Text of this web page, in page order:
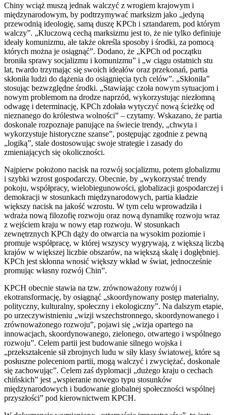
Chiny wciąż muszą jednak walczyć z wrogiem krajowym i
międzynarodowym, by podtrzymywać marksizm jako „jedyną
przewodnią ideologię, samą duszę KPCh i sztandarem, pod którym
walczy”. „Kluczową cechą marksizmu jest to, że nie tylko definiuje
ideały komunizmu, ale także określa sposoby i środki, za pomocą
których można je osiągnąć”. Dodano, że „KPCh od początku
broniła sprawy socjalizmu i komunizmu” i „w ciągu ostatnich stu
lat, twardo trzymając się swoich ideałów oraz przekonań, partia
skłoniła ludzi do dążenia do osiągnięcia tych celów”. „Skłoniła”
stosując bezwzględne środki. „Stawiając czoła nowym sytuacjom i
nowym problemom na drodze naprzód, wykorzystując niezłomną
odwagę i determinację, KPCh zdołała wytyczyć nową ścieżkę od
nieznanego do królestwa wolności” – czytamy. Wskazano, że partia
doskonale rozpoznaje panujące na świecie trendy, „chwyta i
wykorzystuje historyczne szanse”, postępując zgodnie z pewną
„logiką”, stale dostosowując swoje strategie i zasady do
zmieniających się okoliczności.
Najpierw położono nacisk na rozwój socjalizmu, potem globalizmu
i szybki wzrost gospodarczy. Obecnie, by „wykorzystać trendy
pokoju, współpracy, wielobiegunowości, globalizacji gospodarczej i
demokracji w stosunkach międzynarodowych, partia kładzie
większy nacisk na jakość wzrostu. W tym celu wprowadziła i
wdraża nową filozofię rozwoju oraz nową dynamikę rozwoju wraz
z wejściem kraju w nowy etap rozwoju. W stosunkach
zewnętrznych KPCh dąży do otwarcia na wysokim poziomie i
promuje współpracę, w której wszyscy wygrywają, z większą liczbą
krajów w większej liczbie obszarów, na większą skalę i dogłębniej.
KPCh jest skłonna wnosić większy wkład w świat, jednocześnie
promując własny rozwój Chin”.
KPCH obecnie stawia na tzw. zrównoważony rozwój i
ekotransformację, by osiągnąć „skoordynowany postęp materialny,
polityczny, kulturalny, społeczny i ekologiczny”. Na dalszym etapie,
po urzeczywistnieniu „wizji wszechstronnego, skoordynowanego i
zrównoważonego rozwoju”, pojawi się „wizja opartego na
innowacjach, skoordynowanego, zielonego, otwartego i wspólnego
rozwoju”. Celem partii jest budowanie silnego wojska i
„przekształcenie sił zbrojnych ludu w siły klasy światowej, które są
posłuszne poleceniom partii, mogą walczyć i zwyciężać, doskonale
się zachowując”. Celem zaś dyplomacji „dużego kraju o cechach
chińskich” jest „wspieranie nowego typu stosunków
międzynarodowych i budowanie globalnej społeczności wspólnej
przyszłości” pod kierownictwem KPCH.